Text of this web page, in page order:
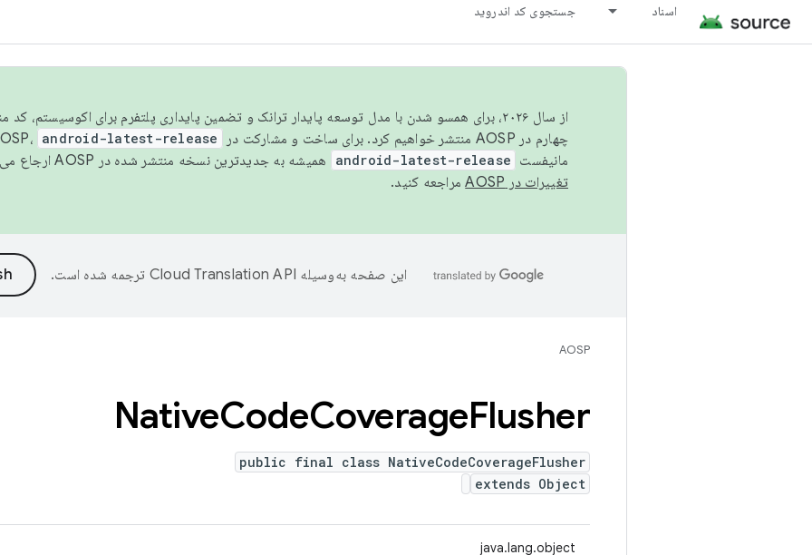
اسناد جستجوی کد اندروید
از سال ۲۰۲۶، برای همسو شدن با مدل توسعه پایدار ترانک و تضمین پایداری پلتفرم برای اکوسیستم،
چهارم در AOSP منتشر خواهیم کرد. برای ساخت و مشارکت در AOSP،
android-latest-release
مانیفست android-latest-release
همیشه به جدیدترین نسخه منتشر شده در AOSP ارجاع می‌دهد. برای اطلاعات بیشتر، به
تغییرات در AOSP
مراجعه کنید.
این صفحه به‌وسیله ترجمه شده است.
AOSP
NativeCodeCoverageFlusher
public final class NativeCodeCoverageFlusher
extends Object
java.lang.object